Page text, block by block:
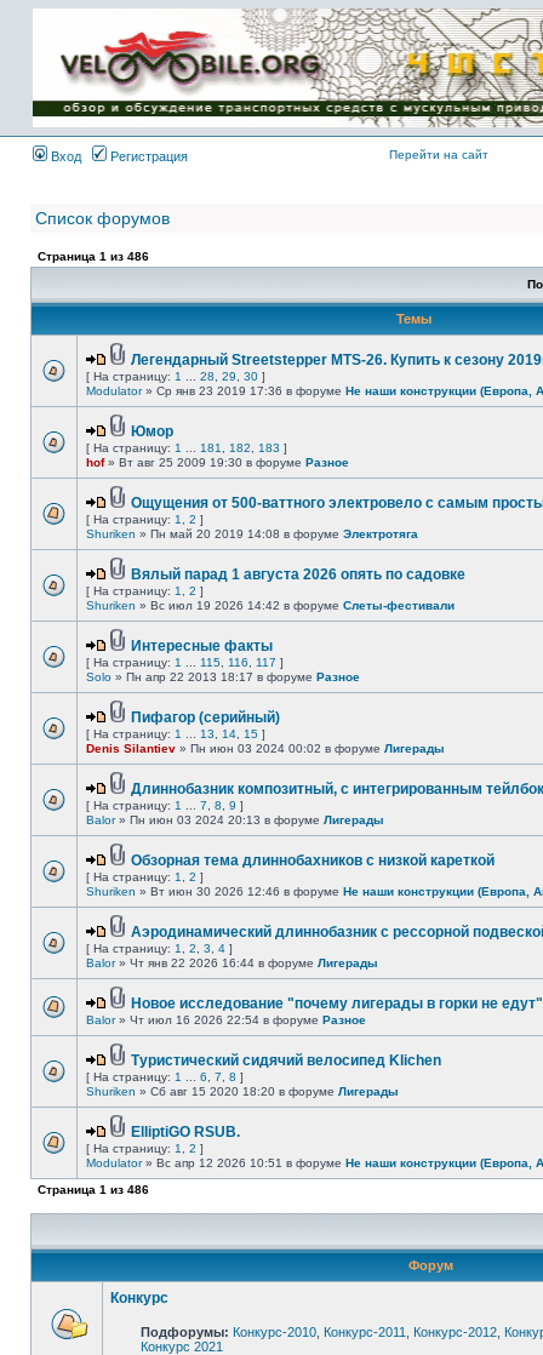
Имя пользователя:
Пароль:
{ LOG_ME_IN_SHORT
}
Вход
Регистрация Перейти на сайт
Список форумов
Страница 1 из 486
Темы
Легендарный Streetstepper MTS-26. Купить к сезону
[ На страницу: 1 28 29 30 ]
Modulator» Ср янв 23 2019 17:36 в форуме Не наши конструкции (Европа,
Юмор
[ На страницу: 1 181 182 183 ]
hof» Вт авг 25 2009 19:30 в форуме Разное
Ощущения от 500-ваттного электровело с самым
[ На страницу: 1 2 ]
Shuriken » Пн май 20 2019 14:08 в форуме Электротяга
Вялый парад 1 августа 2026 опять по садовке
[ На страницу: 1 2 ]
Shuriken » Вс июл 19 2026 14:42 в форуме Слеты-фестивали
Интересные факты
[ На страницу: 1 115 116 117 ]
Solo » Пн апр 22 2013 18:17 в форуме Разное
Пифагор (серийный)
[ На страницу: 1 13 14 15 ]
Denis Silantiev » Пн июн 03 2024 00:02 в форуме Лигерады
Длиннобазник композитный, с интегрированным
[ На страницу: 1 7 8 9 ]
Balor» Пн июн 03 2024 20:13 в форуме Лигерады
Обзорная тема длиннобахников с низкой кареткой
[ На страницу: 1 2 ]
Shuriken » Вт июн 30 2026 12:46 в форуме Не наши конструкции (Европа,
Аэродинамический длиннобазник с рессорной
[ На страницу: 1 2 3 4 ]
Balor» Чт янв 22 2026 16:44 в форуме Лигерады
Новое исследование "почему лигерады в горки не
Balor» Чт июл 16 2026 22:54 в форуме Разное
Туристический сидячий велосипед Klichen
[ На страницу: 1 6 7 8 ]
Shuriken » Сб авг 15 2020 18:20 в форуме Лигерады
ElliptiGO RSUB.
[ На страницу: 1 2 ]
Modulator» Вс апр 12 2026 10:51 в форуме Не наши конструкции (Европа,
Страница 1 из 486
Форум
Конкурс
Подфорумы: Конкурс-2010 Конкурс-2011 Конкурс-2012
Конкурс 2021